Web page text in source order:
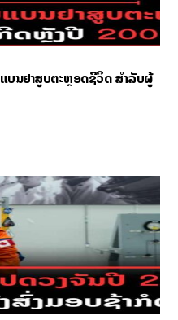
ບນຢາສູບຕະຫຼອດຊີວິດ ສຳລັບຜູ້